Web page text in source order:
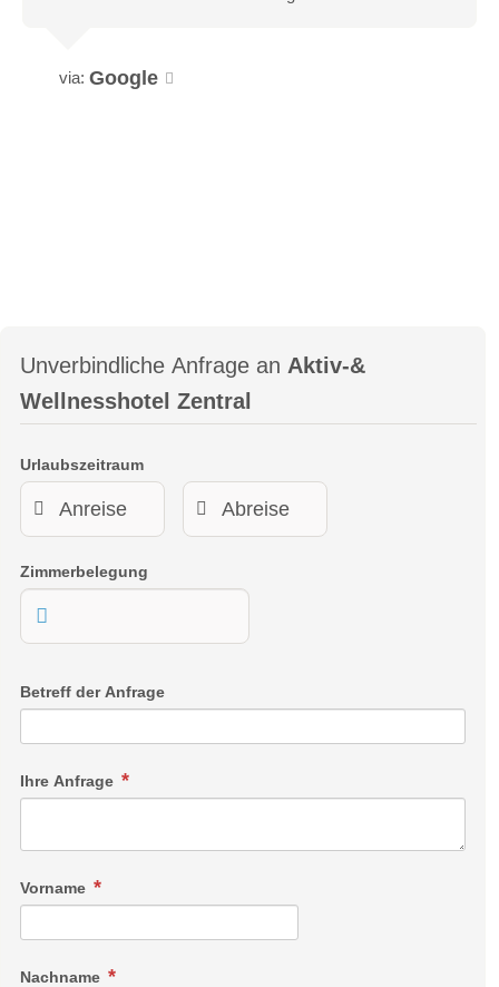
via: Google
Unverbindliche Anfrage an Aktiv-&
Wellnesshotel Zentral
Urlaubszeitraum
Zimmerbelegung
Betreff der Anfrage
Ihre Anfrage
Vorname
Nachname